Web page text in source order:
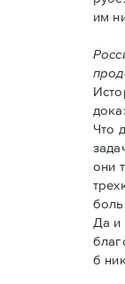
им
Что
они
Да и
б